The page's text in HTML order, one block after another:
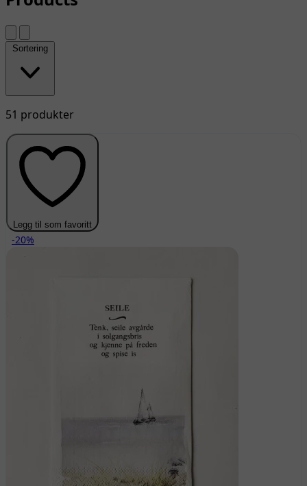
Sortering
51 produkter
Legg til som favoritt
-20%